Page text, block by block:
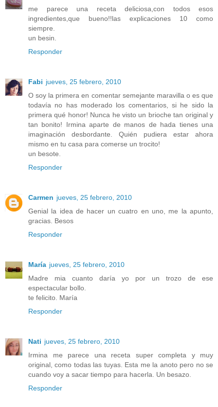
me parece una receta deliciosa,con todos esos
ingredientes,que bueno!!las explicaciones 10 como
siempre.
un besin.
Responder
Fabi jueves, 25 febrero, 2010
O soy la primera en comentar semejante maravilla o es que
todavía no has moderado los comentarios, si he sido la
primera qué honor! Nunca he visto un brioche tan original y
tan bonito! Irmina aparte de manos de hada tienes una
imaginación desbordante. Quién pudiera estar ahora
mismo en tu casa para comerse un trocito!
un besote.
Responder
Carmen jueves, 25 febrero, 2010
Genial la idea de hacer un cuatro en uno, me la apunto,
gracias. Besos
Responder
María jueves, 25 febrero, 2010
Madre mia cuanto daría yo por un trozo de ese
espectacular bollo.
te felicito. María
Responder
Nati jueves, 25 febrero, 2010
Irmina me parece una receta super completa y muy
original, como todas las tuyas. Esta me la anoto pero no se
cuando voy a sacar tiempo para hacerla. Un besazo.
Responder